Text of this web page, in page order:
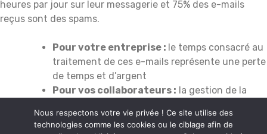
heures par jour sur leur messagerie et 75% des e-mails
reçus sont des spams.
Pour votre entreprise : le temps consacré au
traitement de ces e-mails représente une perte
de temps et d’argent
Pour vos collaborateurs : la gestion de la
engendre une sensation d’inefficacité au
Nous respectons votre vie privée ! Ce site utilise des
technologies comme les cookies ou le ciblage afin de